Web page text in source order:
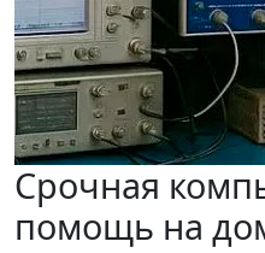
Срочная
помощь на